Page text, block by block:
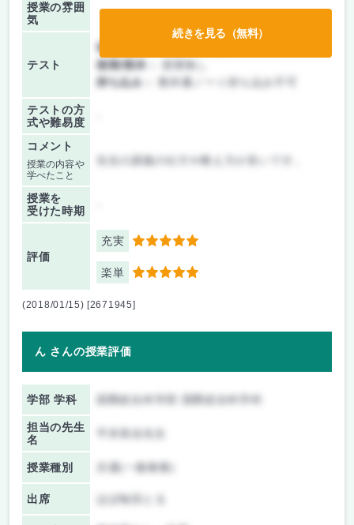
授業の雰囲
気
テスト
前期/中間：
後期/期末：
授業無し
持ち込み：
教科書ノート持ち込み不可
テストの方
式や難易度
コメント
授業の内容や
学べたこと
先生の講義の仕方や教え方が良いです。
授業を
受けた時期
評価
充実 5
楽単 5
続きを見る（無料）
(2018/01/15) [2671945]
ん さんの授業評価
学部 学科 国際総合科学部 国際総合科学科
担当の先生
名
授業種別 共通(一般教養)
出席 ほぼ毎回とる